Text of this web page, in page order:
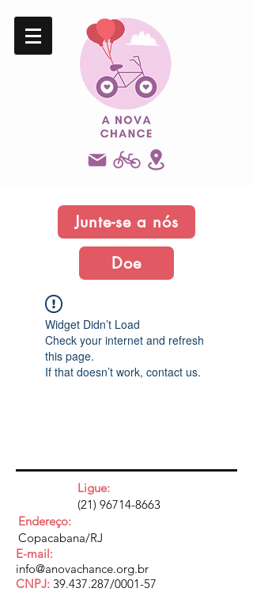
Junte-se a nós
Doe
Widget Didn’t Load
Check your internet and refresh
this page.
If that doesn’t work, contact us.
Ligue:
(21) 96714-8663
Endereço:
Copacabana/RJ
E-mail:
info@anovachance.org.br
CNPJ: 39.437.287/0001-57